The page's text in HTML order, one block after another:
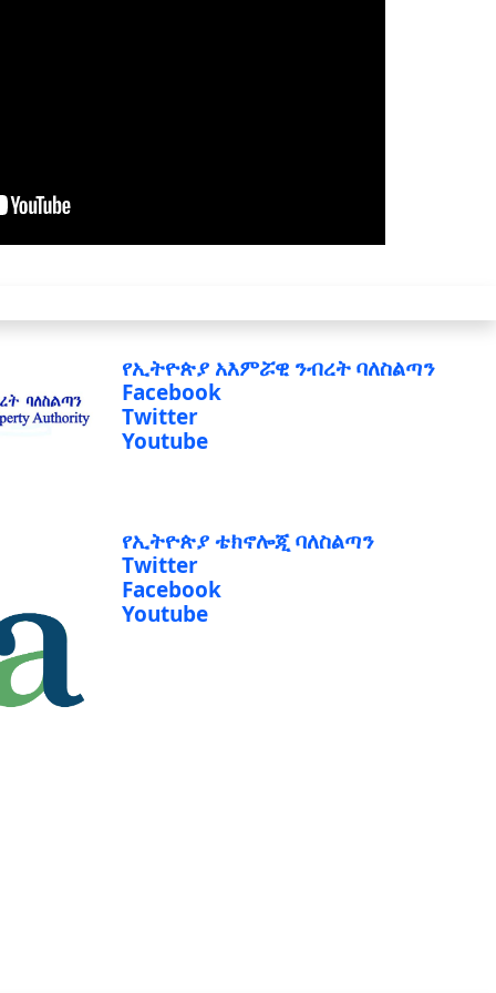
የኢትዮጵያ አእምሯዊ ንብረት ባለስልጣን
Facebook
Twitter
Youtube
የኢትዮጵያ ቴክኖሎጂ ባለስልጣን
Twitter
Facebook
Youtube